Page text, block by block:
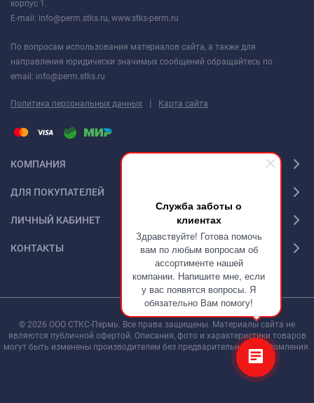
Служба заботы о
клиентах
Здравствуйте! Готова помочь
вам по любым вопросам об
ассортименте нашей
компании. Напишите мне, если
у вас появятся вопросы. Я
обязательно Вам помогу!
корпус 1.
E-mail: info@perm.stks.ru, www.stks-perm.ru
По вопросам использования материалов сайта, а также для
направления юридически значимых сообщений обращайтесь по
email: info@perm.stks.ru
Политика персональных данных | Карта сайта
КОМПАНИЯ
ДЛЯ ПОКУПАТЕЛЕЙ
ЛИЧНЫЙ КАБИНЕТ
КОНТАКТЫ
© 2026 ООО СТКС-Пермь. Все права защищены. Материалы сайта не
являются публичной офертой. Описания, фото и характеристики товаров
могут быть изменены производителем без предварительного уведомления.